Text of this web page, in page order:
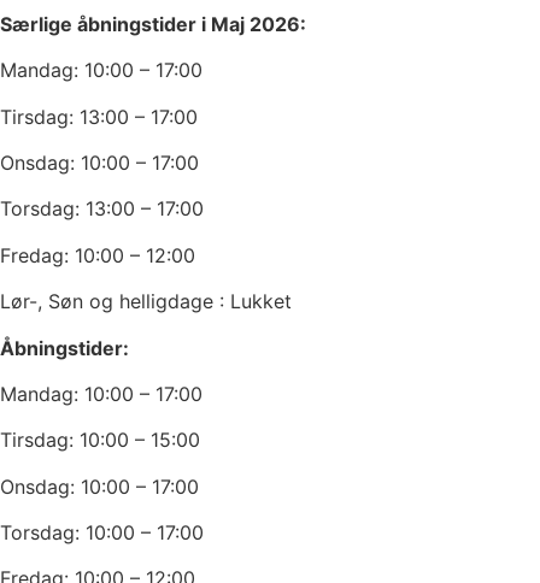
Særlige åbningstider i Maj 2026:
Mandag: 10:00 – 17:00
Tirsdag: 13:00 – 17:00
Onsdag: 10:00 – 17:00
Torsdag: 13:00 – 17:00
Fredag: 10:00 – 12:00
Lør-, Søn og helligdage : Lukket
Åbningstider:
Mandag: 10:00 – 17:00
Tirsdag: 10:00 – 15:00
Onsdag: 10:00 – 17:00
Torsdag: 10:00 – 17:00